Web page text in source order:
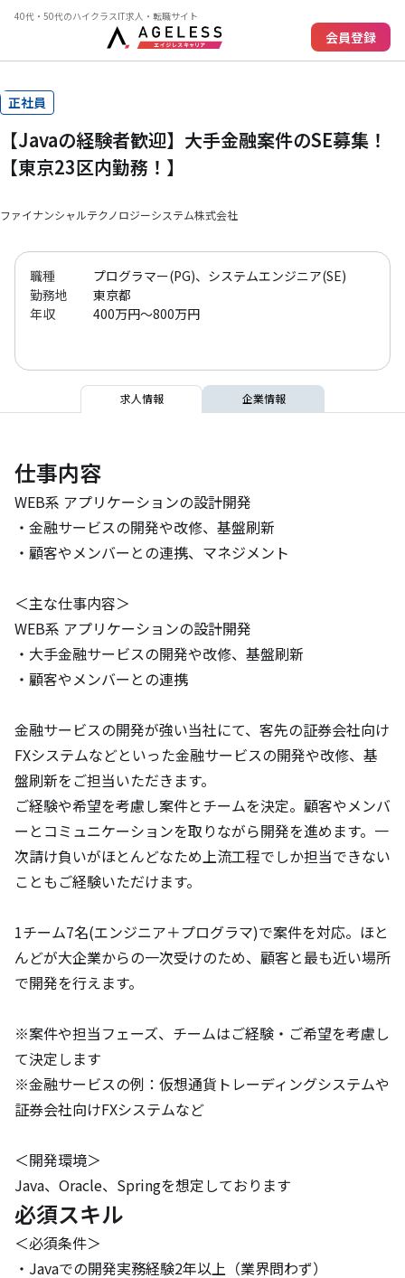
40代・50代のハイクラスIT求人・転職サイト
会員登録
正社員
【Javaの経験者歓迎】大手金融案件のSE募集！
【東京23区内勤務！】
ファイナンシャルテクノロジーシステム株式会社
職種
プログラマー(PG)、システムエンジニア(SE)
勤務地
東京都
年収
400万円～800万円
求人情報 企業情報
仕事内容
WEB系 アプリケーションの設計開発
・金融サービスの開発や改修、基盤刷新
・顧客やメンバーとの連携、マネジメント
＜主な仕事内容＞
WEB系 アプリケーションの設計開発
・大手金融サービスの開発や改修、基盤刷新
・顧客やメンバーとの連携
金融サービスの開発が強い当社にて、客先の証券会社向け
FXシステムなどといった金融サービスの開発や改修、基
盤刷新をご担当いただきます。
ご経験や希望を考慮し案件とチームを決定。顧客やメンバ
ーとコミュニケーションを取りながら開発を進めます。一
次請け負いがほとんどなため上流工程でしか担当できない
こともご経験いただけます。
1チーム7名(エンジニア＋プログラマ)で案件を対応。ほと
んどが大企業からの一次受けのため、顧客と最も近い場所
で開発を行えます。
※案件や担当フェーズ、チームはご経験・ご希望を考慮し
て決定します
※金融サービスの例：仮想通貨トレーディングシステムや
証券会社向けFXシステムなど
＜開発環境＞
Java、Oracle、Springを想定しております
必須スキル
＜必須条件＞
・Javaでの開発実務経験2年以上（業界問わず）